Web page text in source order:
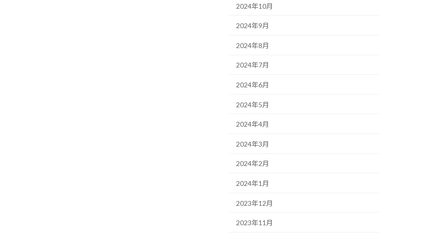
2024年10月
2024年9月
2024年8月
2024年7月
2024年6月
2024年5月
2024年4月
2024年3月
2024年2月
2024年1月
2023年12月
2023年11月